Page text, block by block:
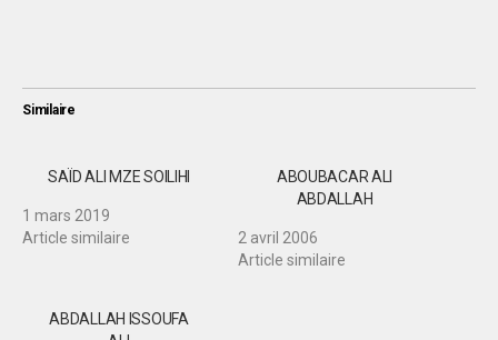
Similaire
SAÏD ALI MZE SOILIHI
1 mars 2019
Article similaire
ABOUBACAR ALI
ABDALLAH
2 avril 2006
Article similaire
ABDALLAH ISSOUFA